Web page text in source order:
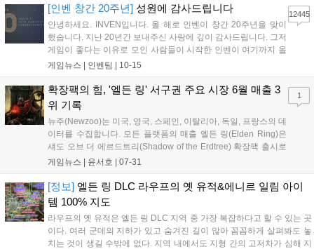
3국에 대한 기대가 높아지기도 했습니다....
[인벤 창간 20주년] 성원에 감사드립니다
안녕하세요. INVEN입니다. 올 해로 인벤이 창간 20주년을 맞이
했습니다. 지난 20년간 보내주신 사랑에 깊이 감사드립니다. 그저
게임이 좋다는 이유로 모인 사람들이 시작한 인벤이 여기까지 올
수 있었던 것은 보내주신 사랑과 성원 덕분이라고 생각합니다. 이
이제는 그 말을 쓰지 못하고, '고작...
게임뉴스 | 인벤팀 | 10-15
12445
확장팩의 힘, '엘든 링' 서구권 주요 시장 6월 매출 3
위 기록
뉴주(Newzoo)는 미국, 영국, 스페인, 이탈리아, 독일, 프랑스의 데
이터를 수집합니다. 모든 플랫폼의 매출 엘든 링(Elden Ring)은
섀도 오브 더 에르드트리(Shadow of the Erdtree) 확장팩 출시로
인해 상위 20위 프로젝트 중 가장 큰 성장을 보였습니다. 이 게임
포...
게임뉴스 | 윤서호 | 07-31
1
[정보] 엘든 링 DLC 라우프의 옛 유적&에니르 일림 아이
템 100% 지도
라우프의 옛 유적은 엘든 링 DLC 지역 중 가장 복잡하다고 할 수 있는 곳
이다. 여러 군데의 지하가 있고 숨겨진 길이 많아 꼼꼼하게 살펴봐도 놓
치는 것이 생길 수밖에 없다. 지역 내에서도 지형 간의 고저차가 심해 지